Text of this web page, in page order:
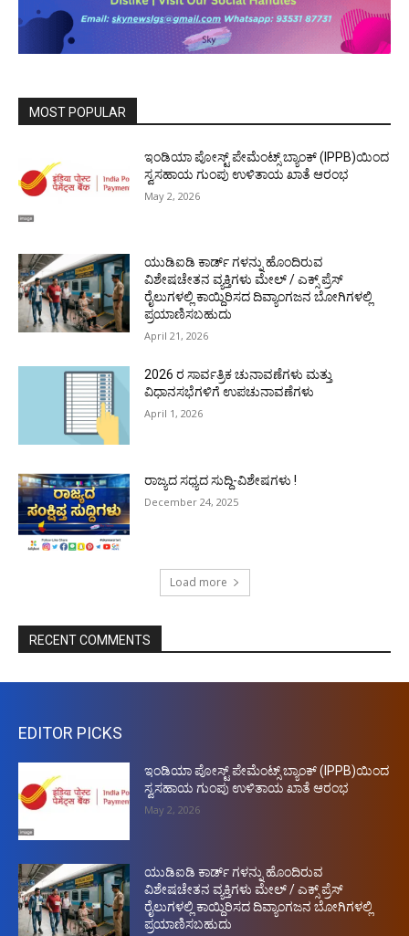
MOST POPULAR
ಇಂಡಿಯಾ ಪೋಸ್ಟ್ ಪೇಮೆಂಟ್ಸ್ ಬ್ಯಾಂಕ್ (IPPB)ಯಿಂದ
ಸ್ವಸಹಾಯ ಗುಂಪು ಉಳಿತಾಯ ಖಾತೆ ಆರಂಭ
May 2, 2026
ಯುಡಿಐಡಿ ಕಾರ್ಡ್ ಗಳನ್ನು ಹೊಂದಿರುವ
ವಿಶೇಷಚೇತನ ವ್ಯಕ್ತಿಗಳು ಮೇಲ್ / ಎಕ್ಸ್ ಪ್ರೆಸ್
ರೈಲುಗಳಲ್ಲಿ ಕಾಯ್ದಿರಿಸದ ದಿವ್ಯಾಂಗಜನ ಬೋಗಿಗಳಲ್ಲಿ
ಪ್ರಯಾಣಿಸಬಹುದು
April 21, 2026
2026 ರ ಸಾರ್ವತ್ರಿಕ ಚುನಾವಣೆಗಳು ಮತ್ತು
ವಿಧಾನಸಭೆಗಳಿಗೆ ಉಪಚುನಾವಣೆಗಳು
April 1, 2026
ರಾಜ್ಯದ ಸಧ್ಯದ ಸುದ್ದಿ-ವಿಶೇಷಗಳು !
December 24, 2025
Load more
RECENT COMMENTS
EDITOR PICKS
ಇಂಡಿಯಾ ಪೋಸ್ಟ್ ಪೇಮೆಂಟ್ಸ್ ಬ್ಯಾಂಕ್ (IPPB)ಯಿಂದ
ಸ್ವಸಹಾಯ ಗುಂಪು ಉಳಿತಾಯ ಖಾತೆ ಆರಂಭ
May 2, 2026
ಯುಡಿಐಡಿ ಕಾರ್ಡ್ ಗಳನ್ನು ಹೊಂದಿರುವ
ವಿಶೇಷಚೇತನ ವ್ಯಕ್ತಿಗಳು ಮೇಲ್ / ಎಕ್ಸ್ ಪ್ರೆಸ್
ರೈಲುಗಳಲ್ಲಿ ಕಾಯ್ದಿರಿಸದ ದಿವ್ಯಾಂಗಜನ ಬೋಗಿಗಳಲ್ಲಿ
ಪ್ರಯಾಣಿಸಬಹುದು